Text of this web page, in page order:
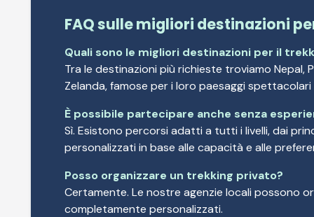
FAQ sulle migliori destinazioni
Quali sono le migliori destinazioni per il
Tra le destinazioni più richieste troviamo Nepal,
Zelanda, famose per i loro paesaggi
È possibile partecipare anche senza
Sì. Esistono percorsi adatti a tutti i livelli, dai
personalizzati in base alle capacità e alle
Posso organizzare un trekking privato?
Certamente. Le nostre agenzie locali possono
completamente personalizzati.